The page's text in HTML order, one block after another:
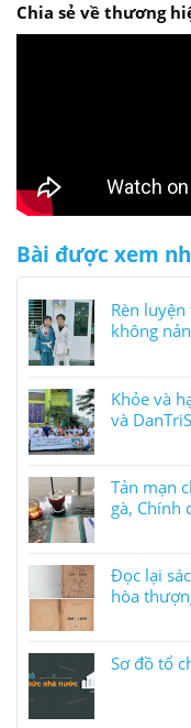
Chia sẻ về thương
Bài được xem
Rèn
không
Khỏe và
và
Tản mạn
gà, Chính
Đọc lại
hòa
Sơ đồ tổ